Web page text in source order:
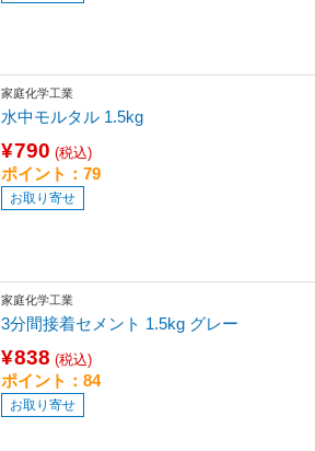
家庭化学工業
水中モルタル 1.5kg
¥790 (税込)
ポイント：79
お取り寄せ
家庭化学工業
3分間接着セメント 1.5kg グレー
¥838 (税込)
ポイント：84
お取り寄せ